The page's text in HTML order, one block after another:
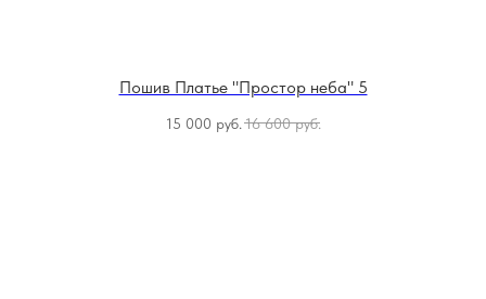
Пошив Платье "Простор неба" 5
15 000 руб.16 600 руб.